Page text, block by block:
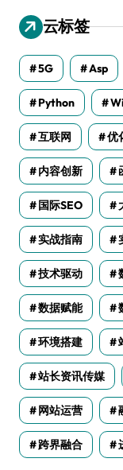
云标签
5G Asp
Python
互联网 优
内容创新
国际SEO
实战指南
技术驱动
数据赋能
环境搭建
站长资讯传媒
网站运营
跨界融合